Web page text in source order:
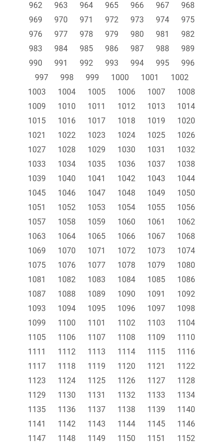
962
963 964 965 966 967
968
969
970 971 972 973 974
975
976
977 978 979 980 981
982
983
984 985 986 987 988
989
990
991 992 993 994 995
996
997
998 999 1000 1001
1002
1003
1004 1005 1006 1007
1008
1009
1010 1011 1012 1013
1014
1015
1016 1017 1018 1019
1020
1021
1022 1023 1024 1025
1026
1027
1028 1029 1030 1031
1032
1033
1034 1035 1036 1037
1038
1039
1040 1041 1042 1043
1044
1045
1046 1047 1048 1049
1050
1051
1052 1053 1054 1055
1056
1057
1058 1059 1060 1061
1062
1063
1064 1065 1066 1067
1068
1069
1070 1071 1072 1073
1074
1075
1076 1077 1078 1079
1080
1081
1082 1083 1084 1085
1086
1087
1088 1089 1090 1091
1092
1093
1094 1095 1096 1097
1098
1099
1100 1101 1102 1103
1104
1105
1106 1107 1108 1109
1110
1111
1112 1113 1114 1115
1116
1117
1118 1119 1120 1121
1122
1123
1124 1125 1126 1127
1128
1129
1130 1131 1132 1133
1134
1135
1136 1137 1138 1139
1140
1141
1142 1143 1144 1145
1146
1147
1148 1149 1150 1151 1152